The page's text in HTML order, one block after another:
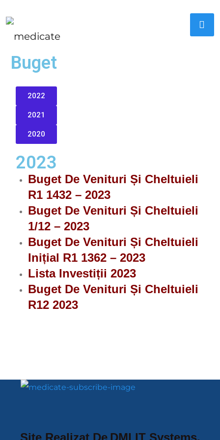
Buget
2022
2021
2020
2023
Buget De Venituri Și Cheltuieli
R1 1432 – 2023
Buget De Venituri Și Cheltuieli
1/12 – 2023
Buget De Venituri Și Cheltuieli
Inițial R1 1362 – 2023
Lista Investiții 2023
Buget De Venituri Și Cheltuieli
R12 2023
Site Realizat De DMI IT Systems.